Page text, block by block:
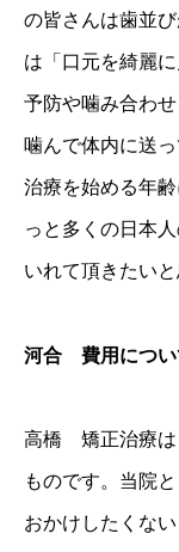
の皆さんは歯並
は「口元を綺麗
予防や噛み合わ
噛んで体内に送
治療を始める年
っと多くの日本
いれて頂きたいと
河合 費用につい
高橋 矯正治療は
ものです。当院
おかけしたくな